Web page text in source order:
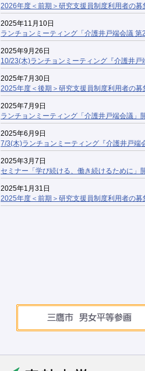
2026年度＜前期＞研究支援員制度利用者の募
2025年11月10日
ランチョンミーティング「介護井戸端会議 第
2025年9月26日
10/23(木)ランチョンミーティング『介護井戸
2025年7月30日
2025年度＜後期＞研究支援員制度利用者の募
2025年7月9日
ランチョンミーティング「介護井戸端会議」
2025年6月9日
7/3(木)ランチョンミーティング『介護井戸端
2025年3月7日
セミナー「学び続ける、働き続けるために」
2025年1月31日
2025年度＜前期＞研究支援員制度利用者の募